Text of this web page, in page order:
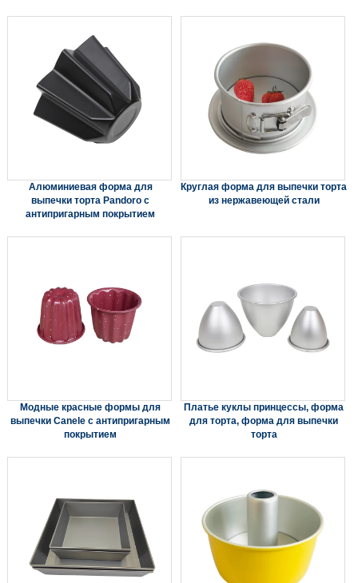
пирога
Алюминиевая форма для
выпечки торта Pandoro с
антипригарным покрытием
Круглая форма для выпечки торта
из нержавеющей стали
Модные красные формы для
выпечки Canele с антипригарным
покрытием
Платье куклы принцессы, форма
для торта, форма для выпечки
торта